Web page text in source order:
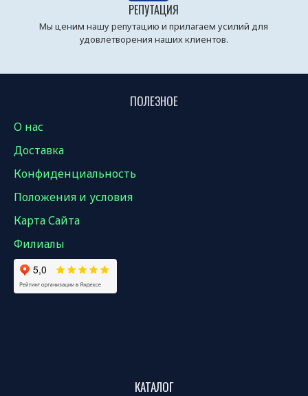
РЕПУТАЦИЯ
Мы ценим нашу репутацию и прилагаем усилий для
удовлетворения наших клиентов.
ПОЛЕЗНОЕ
О нас
Доставка
Конфиденциальность
Положения и условия
Карта Сайта
Филиалы
КАТАЛОГ